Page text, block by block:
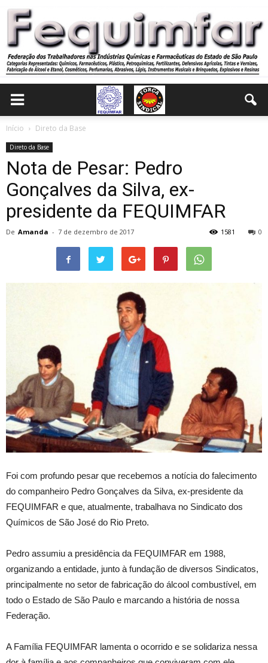
Início Direto da Base
Direto da Base
Nota de Pesar: Pedro
Gonçalves da Silva, ex-
presidente da FEQUIMFAR
De Amanda - 7 de dezembro de 2017 0
1581
Foi com profundo pesar que recebemos a notícia do falecimento
do companheiro Pedro Gonçalves da Silva, ex-presidente da
FEQUIMFAR e que, atualmente, trabalhava no Sindicato dos
Químicos de São José do Rio Preto.
Pedro assumiu a presidência da FEQUIMFAR em 1988,
organizando a entidade, junto à fundação de diversos Sindicatos,
principalmente no setor de fabricação do álcool combustível, em
todo o Estado de São Paulo e marcando a história de nossa
Federação.
A Família FEQUIMFAR lamenta o ocorrido e se solidariza nessa